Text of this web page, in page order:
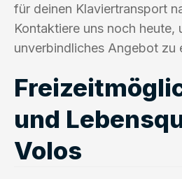
für deinen Klaviertransport
Kontaktiere uns noch heute,
unverbindliches Angebot zu
und
Volos